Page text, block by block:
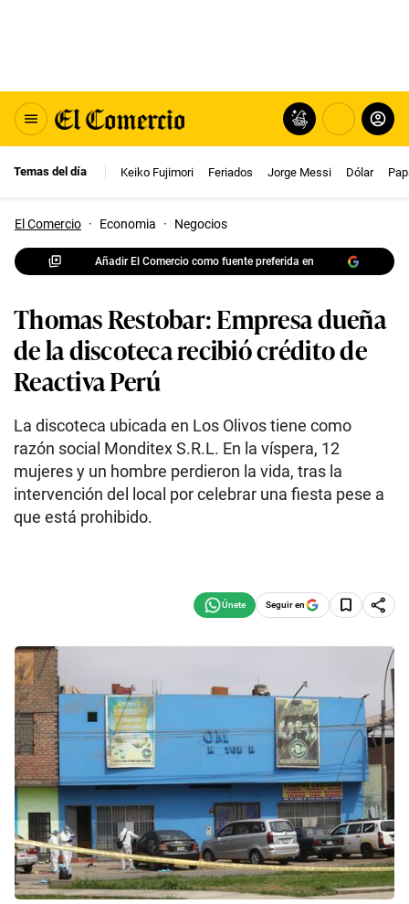
Temas del día Keiko Fujimori Feriados Jorge Messi Dólar
El Comercio · Economia · Negocios
Añadir El Comercio como fuente preferida en
Thomas Restobar: Empresa dueña
de la discoteca recibió crédito de
Reactiva Perú
La discoteca ubicada en Los Olivos tiene como
razón social Monditex S.R.L. En la víspera, 12
mujeres y un hombre perdieron la vida, tras la
intervención del local por celebrar una fiesta pese a
que está prohibido.
Seguir en